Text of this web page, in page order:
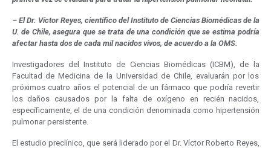
– El Dr. Víctor Reyes, científico del Instituto de Ciencias Biomédicas de la
U. de Chile, asegura que se trata de una condición que se estima podría
afectar hasta dos de cada mil nacidos vivos, de acuerdo a la OMS.
Investigadores del Instituto de Ciencias Biomédicas (ICBM), de la
Facultad de Medicina de la Universidad de Chile, evaluarán por los
próximos cuatro años el potencial de un fármaco que podría revertir
los daños causados por la falta de oxígeno en recién nacidos,
específicamente, el de una condición denominada como hipertensión
pulmonar persistente.
El estudio preclínico, que será liderado por el Dr. Víctor Roberto Reyes,